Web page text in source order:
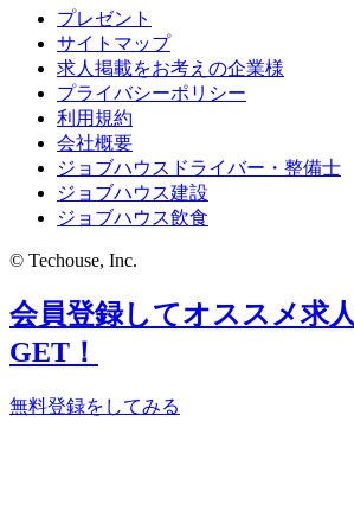
プレゼント
サイトマップ
求人掲載をお考えの企業様
プライバシーポリシー
利用規約
会社概要
ジョブハウスドライバー・整備士
ジョブハウス建設
ジョブハウス飲食
© Techouse, Inc.
会員登録してオススメ求
GET！
無料登録をしてみる